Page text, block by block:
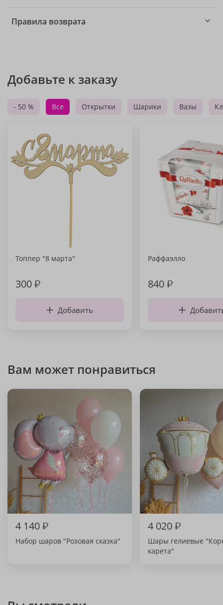
Правила возврата
Добавьте к заказу
- 50 % Все Открытки Шарики Вазы
Топпер "8 марта"
300₽
Добавить
Раффаэлло
840₽
Вам может понравиться
4 140₽
Набор шаров "Розовая сказка"
4 020₽
Шары гелиевые
карета"